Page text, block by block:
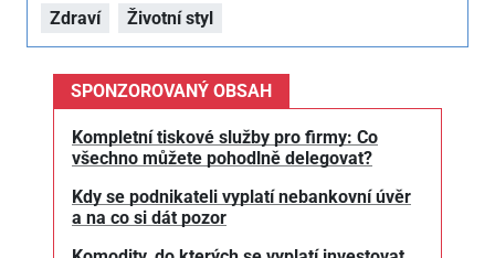
Zdraví
Životní styl
SPONZOROVANÝ OBSAH
Kompletní tiskové služby pro firmy: Co
všechno můžete pohodlně delegovat?
Kdy se podnikateli vyplatí nebankovní úvěr
a na co si dát pozor